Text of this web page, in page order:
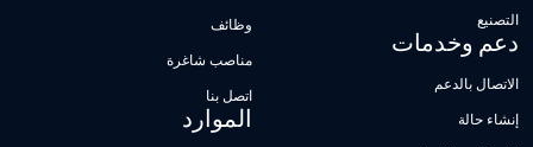
التصنيع
دعم وخدمات
الاتصال بالدعم
إنشاء حالة
وظائف
مناصب شاغرة
اتصل بنا
الموارد